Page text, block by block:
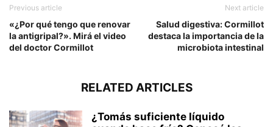
Previous article
«¿Por qué tengo que renovar
la antigripal?». Mirá el video
del doctor Cormillot
Next article
Salud digestiva: Cormillot
destaca la importancia de la
microbiota intestinal
RELATED ARTICLES
¿Tomás suficiente líquido